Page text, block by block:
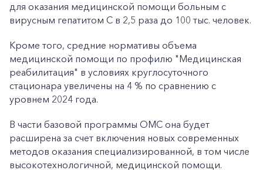
для оказания медицинской помощи больным с
вирусным гепатитом С в 2,5 раза до 100 тыс. человек.
Кроме того, средние нормативы объема
медицинской помощи по профилю "Медицинская
реабилитация" в условиях круглосуточного
стационара увеличены на 4 % по сравнению с
уровнем 2024 года.
В части базовой программы ОМС она будет
расширена за счет включения новых современных
методов оказания специализированной, в том числе
высокотехнологичной, медицинской помощи.